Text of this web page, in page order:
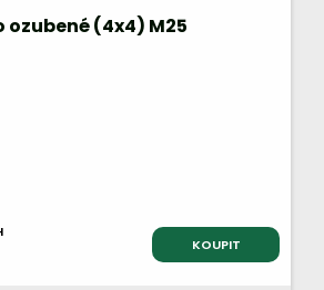
ozubené (4x4) M25
KOUPIT